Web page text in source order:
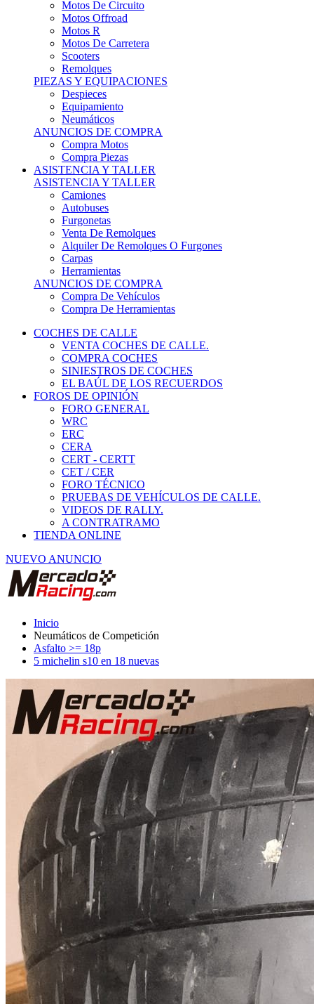
Motos R
Motos De Carretera
Scooters
Remolques
PIEZAS Y EQUIPACIONES
Despieces
Equipamiento
Neumáticos
ANUNCIOS DE COMPRA
Compra Motos
Compra Piezas
ASISTENCIA Y TALLER
ASISTENCIA Y TALLER
Camiones
Autobuses
Furgonetas
Venta De Remolques
Alquiler De Remolques O Furgones
Carpas
Herramientas
ANUNCIOS DE COMPRA
Compra De Vehículos
Compra De Herramientas
COCHES DE CALLE
VENTA COCHES DE CALLE.
COMPRA COCHES
SINIESTROS DE COCHES
EL BAÚL DE LOS RECUERDOS
FOROS DE OPINIÓN
FORO GENERAL
WRC
ERC
CERA
CERT - CERTT
CET / CER
FORO TÉCNICO
PRUEBAS DE VEHÍCULOS DE CALLE.
VIDEOS DE RALLY.
A CONTRATRAMO
TIENDA ONLINE
NUEVO ANUNCIO
Neumáticos de Competición
Asfalto >= 18p
5 michelin s10 en 18 nuevas